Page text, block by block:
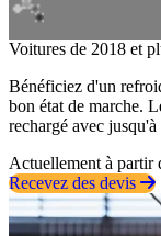
Voitures de 2018 et
Bénéficiez d'un
bon état de marche.
rechargé avec jusqu'à
Actuellement à partir
Recevez des devis